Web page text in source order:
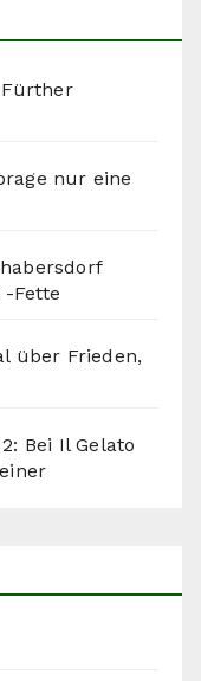
nur eine
Fette
über Frieden,
Bei Il Gelato